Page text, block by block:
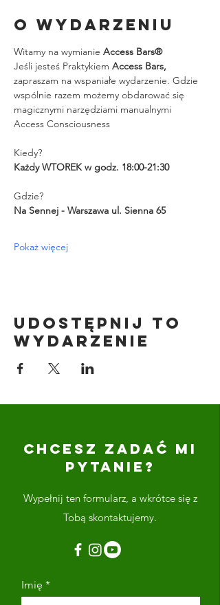
O wydarzeniu
Witamy na wymianie Access Bars®
Jeśli jesteś Praktykiem Access Bars,
zapraszam na wspaniałe wydarzenie. Gdzie
wspólnie razem możemy obdarować się
magicznymi narzędziami manualnymi
Access Consciousness
Kiedy?
Każdy WTOREK w godz. 18:00-21:30
Gdzie?
Na Sennej - Warszawa ul. Sienna 65
Pokaż więcej
Udostępnij to
wydarzenie
CHCESZ ZADAĆ MI
PYTANIE?
Wypełnij ten formularz, a wkrótce się z
Tobą skontaktujemy.
Imię